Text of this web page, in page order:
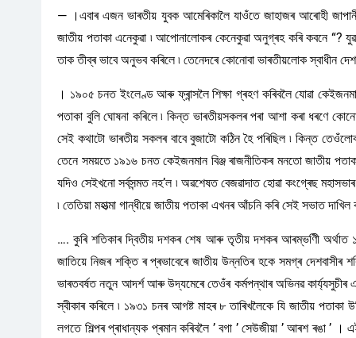
— ।এবাৰ এজন ভাৰতীয় যুবক আমেৰিকালৈ যাওঁতে জাহাজৰ আৰোহী
জাতীয় পতাকা এনেকুৱা ৷ আপোনালোকৰ কেনেকুৱা অনুগ্ৰহ কৰি কবনে “?
তাক তীব্ৰ ভাবে অনুভব কৰিলে ৷ তেনেদৰে কোনোবা ভাৰতীয়লোক স্বাধীন
। ১৯০৫ চনত ইংলেণ্ড আৰু ফ্ৰান্সলৈ শিক্ষা গ্ৰহণ কৰিবলৈ যোৱা
পতাকা বুলি ঘোষনা কৰিলে ৷ কিন্ত ভাৰতীয়সকলৰ পৰা আশা কৰা ধৰণে
সেই কথাটো ভাৰতীয় সকলৰ বাবে বুজাটো কঠিন হৈ পৰিছিল ৷ কিন্ত
তেনে সময়তে ১৯১৬ চনত কেইজনমান বিঞ্জ ৰাজনীতিকৰ মনতো জাতীয়
যদিও সেইখনো সৰ্বসন্মত নহ’ল ৷ অৱশেষত বেজৱাদাত হোৱা কংগ্ৰেছ
৷ তেতিয়া মহাত্মা গান্ধীয়ে জাতীয় পতাকা এখনৰ আঁচনি কৰি সেই সভাত দাখিল
…. কুৰি শতিকাৰ দ্বিতীয় দশকৰ শেষ আৰু তৃতীয় দশকৰ আৰম্ভণীি
জাতিয়ে নিজৰ শক্তি ৰ প্ৰভাবেৰে জাতীয় উন্নতিৰ হকে সমগ্ৰ
ভাৰতবৰ্ষত নতুন আদৰ্শ আৰু উদ্যমেৰে তেওঁৰ কৰ্মপন্থাৰ অভিনৱ কাৰ্য্যসুচীৰ
স্বীকাৰ কৰিলে ৷ ১৯৩১ চনৰ আগষ্ট মাহৰ ৮ তাৰিখলৈকে যি জাতীয়
লগতে শিল্পৰ প্ৰাধান্যক প্ৰমান কৰিবলৈ ’ বগা ’ সেউজীয়া ’ আৰশ ৰঙা ’